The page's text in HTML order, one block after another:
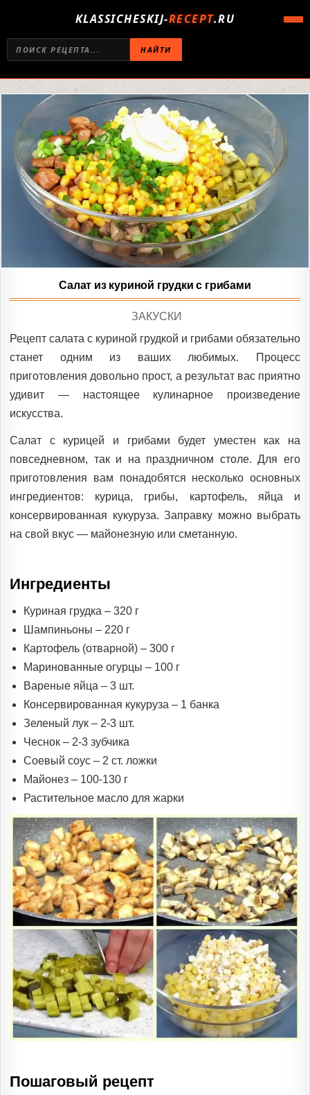
KLASSICHESKIJ-RECEPT.RU
НАЙТИ
Салат из куриной грудки с грибами
POSTED
ЗАКУСКИ
Рецепт салата с куриной грудкой и грибами обязательно
станет одним из ваших любимых. Процесс
приготовления довольно прост, а результат вас приятно
удивит — настоящее кулинарное произведение
искусства.
Салат с курицей и грибами будет уместен как на
повседневном, так и на праздничном столе. Для его
приготовления вам понадобятся несколько основных
ингредиентов: курица, грибы, картофель, яйца и
консервированная кукуруза. Заправку можно выбрать
на свой вкус — майонезную или сметанную.
Ингредиенты
Куриная грудка – 320 г
Шампиньоны – 220 г
Картофель (отварной) – 300 г
Маринованные огурцы – 100 г
Вареные яйца – 3 шт.
Консервированная кукуруза – 1 банка
Зеленый лук – 2-3 шт.
Чеснок – 2-3 зубчика
Соевый соус – 2 ст. ложки
Майонез – 100-130 г
Растительное масло для жарки
Пошаговый рецепт